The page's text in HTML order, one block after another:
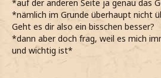
*auf der anderen Seite ja genau das
*nämlich im Grunde überhaupt nicht
Geht es dir also ein bisschen besser?
*dann aber doch frag, weil es mich
und wichtig ist*